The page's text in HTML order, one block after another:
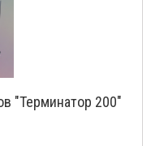
"Терминатор 200"